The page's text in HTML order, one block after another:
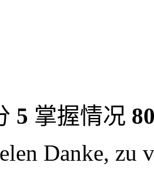
5 掌握情况
Danke, zu